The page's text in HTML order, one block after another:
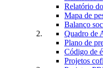
Relatório
Mapa de
Balanço
Quadro de
Plano de
Código de
Projetos